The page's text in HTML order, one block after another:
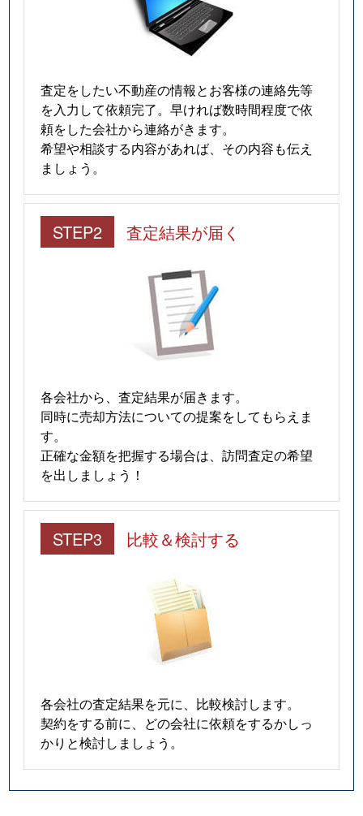
査定をしたい不動産の情報とお客様の連絡先等
を入力して依頼完了。早ければ数時間程度で依
頼をした会社から連絡がきます。
希望や相談する内容があれば、その内容も伝え
ましょう。
STEP2 査定結果が届く
各会社から、査定結果が届きます。
同時に売却方法についての提案をしてもらえま
す。
正確な金額を把握する場合は、訪問査定の希望
を出しましょう！
STEP3 比較＆検討する
各会社の査定結果を元に、比較検討します。
契約をする前に、どの会社に依頼をするかしっ
かりと検討しましょう。